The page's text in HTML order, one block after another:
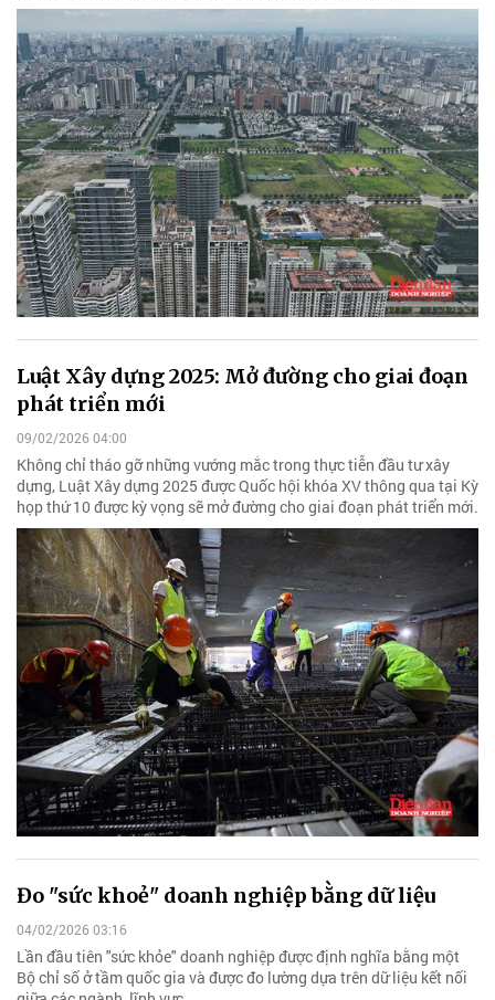
Luật Xây dựng 2025: Mở đường cho giai đoạn
phát triển mới
09/02/2026 04:00
Không chỉ tháo gỡ những vướng mắc trong thực tiễn đầu tư xây
dựng, Luật Xây dựng 2025 được Quốc hội khóa XV thông qua tại Kỳ
họp thứ 10 được kỳ vọng sẽ mở đường cho giai đoạn phát triển mới.
Đo "sức khoẻ" doanh nghiệp bằng dữ liệu
04/02/2026 03:16
Lần đầu tiên "sức khỏe" doanh nghiệp được định nghĩa bằng một
Bộ chỉ số ở tầm quốc gia và được đo lường dựa trên dữ liệu kết nối